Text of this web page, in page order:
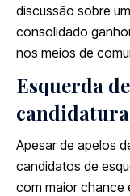
discussão sobre
consolidado
nos meios de
Esquerda
Apesar de apelos
candidatos de
com maior chance